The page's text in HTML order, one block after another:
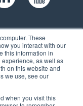
These
you interact with our
this information in
as well as
on this website and
we use, see our
when you visit this
104,